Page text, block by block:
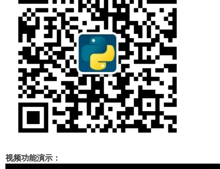
视频功能演示：